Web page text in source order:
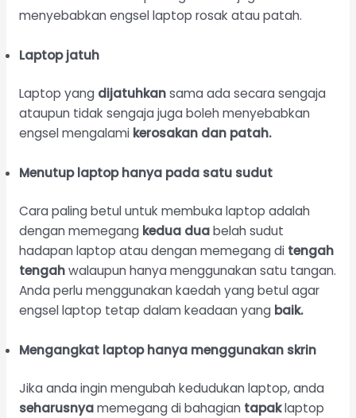
menyebabkan engsel laptop rosak atau patah.
Laptop jatuh
Laptop yang dijatuhkansama ada secara sengaja
ataupun tidak sengaja juga boleh menyebabkan
engsel mengalami kerosakan dan patah.
Menutup laptop hanya pada satu sudut
Cara paling betul untuk membuka laptop adalah
dengan memegang kedua duabelah sudut
hadapan laptop atau dengan memegang di tengah
tengahwalaupun hanya menggunakan satu tangan.
Anda perlu menggunakan kaedah yang betul agar
engsel laptop tetap dalam keadaan yang baik.
Mengangkat laptop hanya menggunakan skrin
Jika anda ingin mengubah kedudukan laptop, anda
seharusnyamemegang di bahagian tapaklaptop